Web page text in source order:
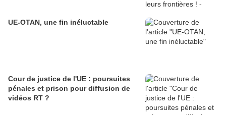
UE-OTAN, une fin inéluctable
Cour de justice de l'UE : poursuites
pénales et prison pour diffusion de
vidéos RT ?